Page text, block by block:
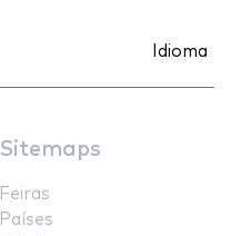
Idioma
Sitemaps
Feiras
Países